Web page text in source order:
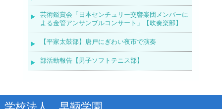
芸術鑑賞会「日本センチュリー交響楽団メンバーに
よる金管アンサンブルコンサート」【吹奏楽部】
【平家太鼓部】唐戸にぎわい夜市で演奏
部活動報告【男子ソフトテニス部】